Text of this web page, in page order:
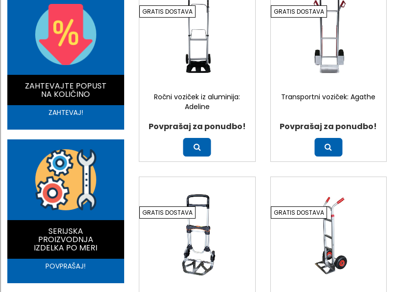
ZAHTEVAJTE POPUST
NA KOLIČINO
ZAHTEVAJ!
SERIJSKA
PROIZVODNJA
IZDELKA PO MERI
POVPRAŠAJ!
GRATIS DOSTAVA
Ročni voziček iz aluminija:
Adeline
Povprašaj za ponudbo!
GRATIS DOSTAVA
Transportni voziček: Agathe
Povprašaj za ponudbo!
GRATIS DOSTAVA GRATIS DOSTAVA